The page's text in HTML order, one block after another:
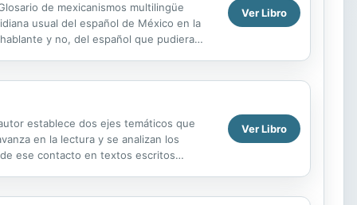
de mexicanismos multilingüe
usual del español de México en la
y no, del español que pudiera
Ver Libro
establece dos ejes temáticos que
en la lectura y se analizan los
ese contacto en textos escritos
Ver Libro